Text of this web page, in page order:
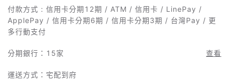
付款方式 : 信用卡分期12期 / ATM / 信用卡 / LinePay /
ApplePay / 信用卡分期6期 / 信用卡分期3期 / 台灣Pay / 更
多行動支付
分期銀行： 15家 查看
運送方式：宅配到府